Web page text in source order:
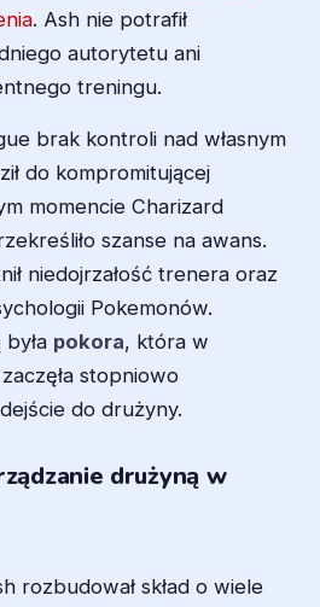
. Ash nie potrafił
autorytetu ani
treningu.
brak kontroli nad własnym
do kompromitującej
momencie Charizard
szanse na awans.
niedojrzałość trenera oraz
Pokemonów.
pokora, która w
stopniowo
do drużyny.
drużyną w
rozbudował skład o wiele